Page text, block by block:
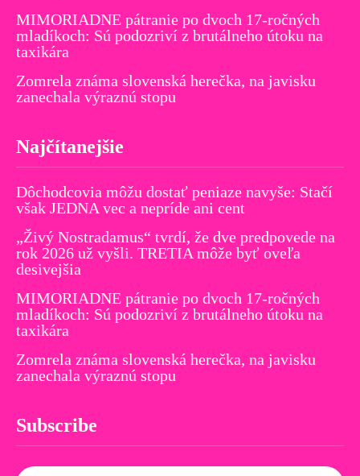
MIMORIADNE pátranie po dvoch 17-ročných
mladíkoch: Sú podozriví z brutálneho útoku na
taxikára
Zomrela známa slovenská herečka, na javisku
zanechala výraznú stopu
Najčítanejšie
Dôchodcovia môžu dostať peniaze navyše: Stačí
však JEDNA vec a nepríde ani cent
„Živý Nostradamus“ tvrdí, že dve predpovede na
rok 2026 už vyšli. TRETIA môže byť oveľa
desivejšia
MIMORIADNE pátranie po dvoch 17-ročných
mladíkoch: Sú podozriví z brutálneho útoku na
taxikára
Zomrela známa slovenská herečka, na javisku
zanechala výraznú stopu
Subscribe